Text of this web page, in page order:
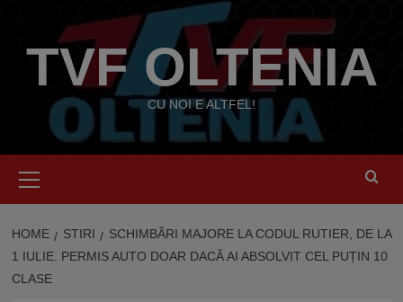
contentTVF OLTENIA
CU NOI E ALTFEL!
Menu
HOME STIRI
SCHIMBĂRI MAJORE LA CODUL RUTIER, DE LA
1 IULIE. PERMIS AUTO DOAR DACĂ AI ABSOLVIT CEL PUȚIN 10
CLASE